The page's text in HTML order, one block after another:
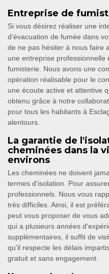
Entreprise de
Si vous désirez réaliser une
d’évacuation de fumée dans
de ne pas hésiter à nous faire
une entreprise professionnelle
fumisterie. Nous avons une
opération réalisable pour le
une écoute active et attentive
obtenu grâce à notre
pour tous les habitants à
alentours.
La garantie de
cheminées dans la
environs
Les cheminées ne doivent
termes d'isolation. Pour
professionnels. Nous vous
très difficiles. Ainsi, il est
peut vous proposer de vous
qui a plusieurs années
supplémentaires, il suffit de
qu'il respecte les délais
gratuit et sans engagement.